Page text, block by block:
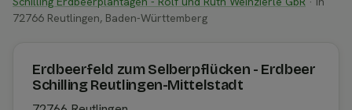
72766 Reutlingen, Baden-Württemberg
Erdbeerfeld zum Selberpflücken - Erdbeer
Schilling Reutlingen-Mittelstadt